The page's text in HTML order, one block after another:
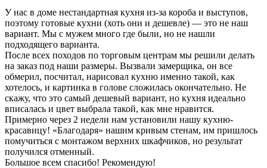
У нас в доме нестандартная кухня из-за короба и выступов,
поэтому готовые кухни (хоть они и дешевле) — это не наш
вариант. Мы с мужем много где были, но не нашли
подходящего варианта.
После всех походов по торговым центрам мы решили делать
на заказ под наши размеры. Вызвали замерщика, он все
обмерил, посчитал, нарисовал кухню именно такой, как
хотелось, и картинка в голове сложилась окончательно. Не
скажу, что это самый дешевый вариант, но кухня идеально
вписалась и цвет выбрала такой, как мне нравится.
Примерно через 2 недели нам установили нашу кухню-
красавицу! «Благодаря» нашим кривым стенам, им пришлось
помучиться с монтажом верхних шкафчиков, но результат
получился отменный.
Большое всем спасибо! Рекомендую!